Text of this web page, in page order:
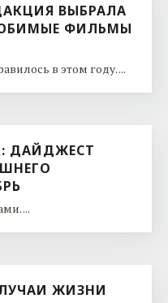
ВЫБРАЛА
ФИЛЬМЫ
в этом году. ...
ДАЙДЖЕСТ
...
ЖИЗНИ